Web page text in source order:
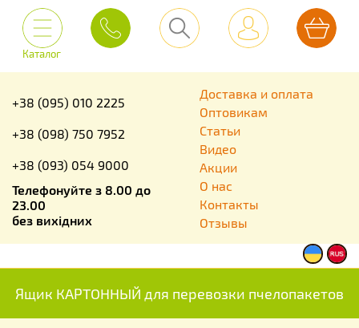
Каталог
+38 (095) 010 2225
+38 (098) 750 7952
+38 (093) 054 9000
Телефонуйте з 8.00 до
23.00
без вихідних
Доставка и оплата
Оптовикам
Статьи
Видео
Акции
О нас
Контакты
Отзывы
Ящик КАРТОННЫЙ для перевозки пчелопакетов